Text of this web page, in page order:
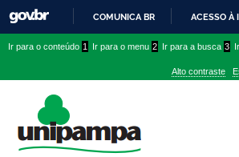
PARA
CONTEÚDO
COMUNICA BR ACESSO À
conteúdo
menu
superior
menu
Ir para o conteúdo 1 Ir para o menu 2 Ir para a busca 3
Alto contraste